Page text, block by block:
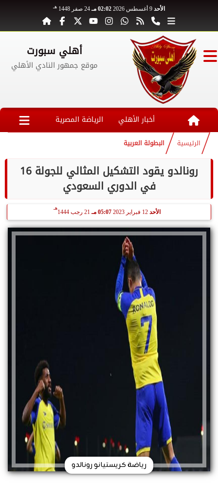
الأحد 02:02 مـ 24 صفر 1448 هـ
أهلي سبورت
موقع جمهور النادي الأهلي
أخبار الأهلي الرياضة المصرية
الرئيسية البطولة العربية
رونالدو يقود التشكيل المثالي للجولة 16
في الدوري السعودي
الأحد 05:07 مـ 21 رجب 1444
هـ
رياضة كريستيانو رونالدو